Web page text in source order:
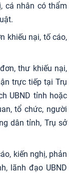
cá nhân có thẩm
khiếu nại, tố cáo,
thư khiếu nại,
trực tiếp tại Trụ
UBND tỉnh hoặc
tổ chức, người
dân tỉnh, Trụ sở
kiến nghị, phản
lãnh đạo UBND